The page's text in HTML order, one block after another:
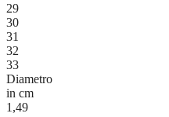
29
30
31
32
33
Diametro
in cm
1,49